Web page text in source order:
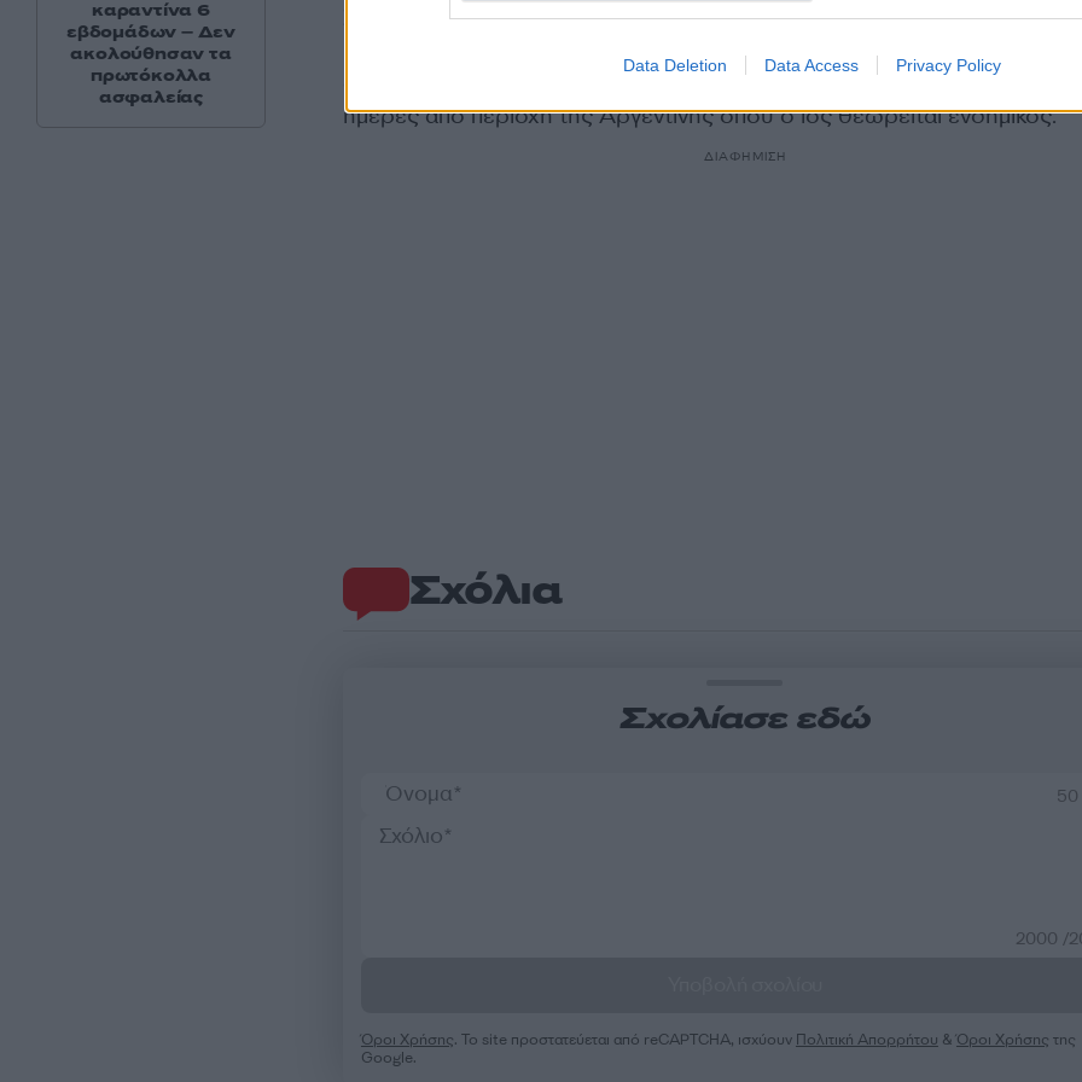
Data Deletion Data Access Privacy Policy
Στο μεταξύ στην Μεσσίνα (Σικελία),Αργεντινή τουρίστρια με πνευμονία
υποβλήθηκε σε εργαστηριακές εξετάσεις για να εξακριβωθεί αν είναι
στελέχους του χανταϊού. Έφτασε αεροπορικώς στην Ιταλία πριν από δέκα
ημέρες από περιοχή της Αργεντινής όπου ο ιός θεωρείται ενδημικός.
ΔΙΑΦΗΜΙΣΗ
Σχόλια
Σχολίασε εδώ
2000 /
Όροι Χρήσης. Το site προστατεύεται από reCAPTCHA, ισχύουν Πολιτική Απορρήτου &Όροι Χρήσης της
Google.
καραντίνα 6
εβδομάδων – Δεν
ακολούθησαν τα
πρωτόκολλα
ασφαλείας